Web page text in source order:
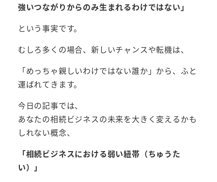
強いつながりからのみ生まれるわけではない」
という事実です。
むしろ多くの場合、新しいチャンスや転機は、
「めっちゃ親しいわけではない誰か」から、ふと
運ばれてきます。
今日の記事では、
あなたの相続ビジネスの未来を大きく変えるかも
しれない概念、
「相続ビジネスにおける弱い紐帯（ちゅうた
い）」